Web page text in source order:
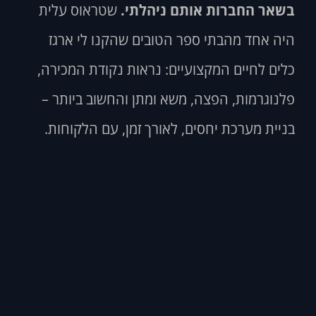
בשאר החברות אותם ניהלתי. שטראוס עלית
היה אחד מהבתי ספר הטובים שהקנו לי ארגז
כלים לחיים המקצועיים: נראות נקודת המכירה,
פלנוגרמות, הפצה, משא ומתן והחשוב ביותר –
בניית מערכת יחסים, לאורך זמן, עם הלקוחות.